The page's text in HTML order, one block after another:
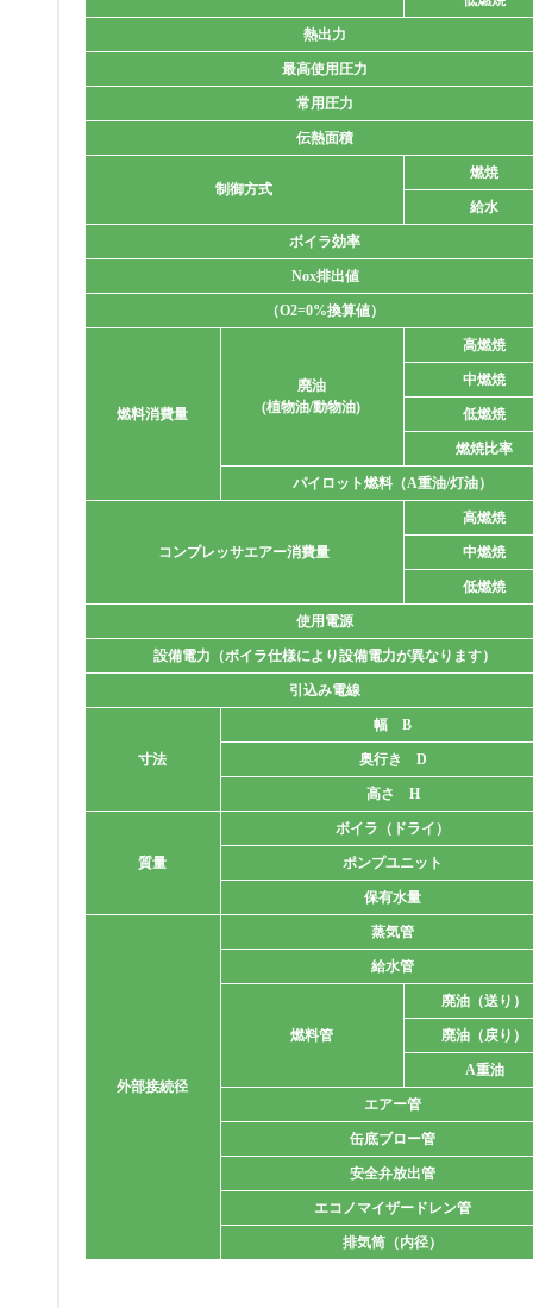
熱出力
最高使用圧力
常用圧力
伝熱面積
制御方式
燃焼
給水
ボイラ効率
Nox排出値
（O2=0%換算値）
燃料消費量
廃油
(植物油/動物油)
高燃焼
中燃焼
低燃焼
燃焼比率
パイロット燃料（A重油/灯油）
コンプレッサエアー消費量
高燃焼
中燃焼
低燃焼
使用電源
設備電力（ボイラ仕様により設備電力が異なります）
引込み電線
寸法
幅 B
奥行き D
高さ H
質量
ボイラ（ドライ）
ポンプユニット
保有水量
外部接続径
蒸気管
給水管
燃料管
廃油（送り）
廃油（戻り）
A重油
エアー管
缶底ブロー管
安全弁放出管
エコノマイザードレン管
排気筒（内径）